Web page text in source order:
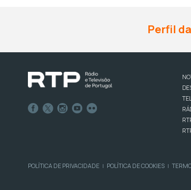
Perfil
POLÍTICA DE PRIVACIDADE | POLÍTICA DE COOKIES |